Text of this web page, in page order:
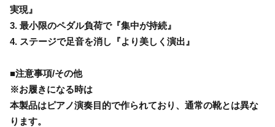
実現』
3. 最小限のペダル負荷で『集中が持続』
4. ステージで足音を消し『より美しく演出』
■注意事項/その他
※お履きになる時は
本製品はピアノ演奏目的で作られており、通常の靴とは異な
ります。